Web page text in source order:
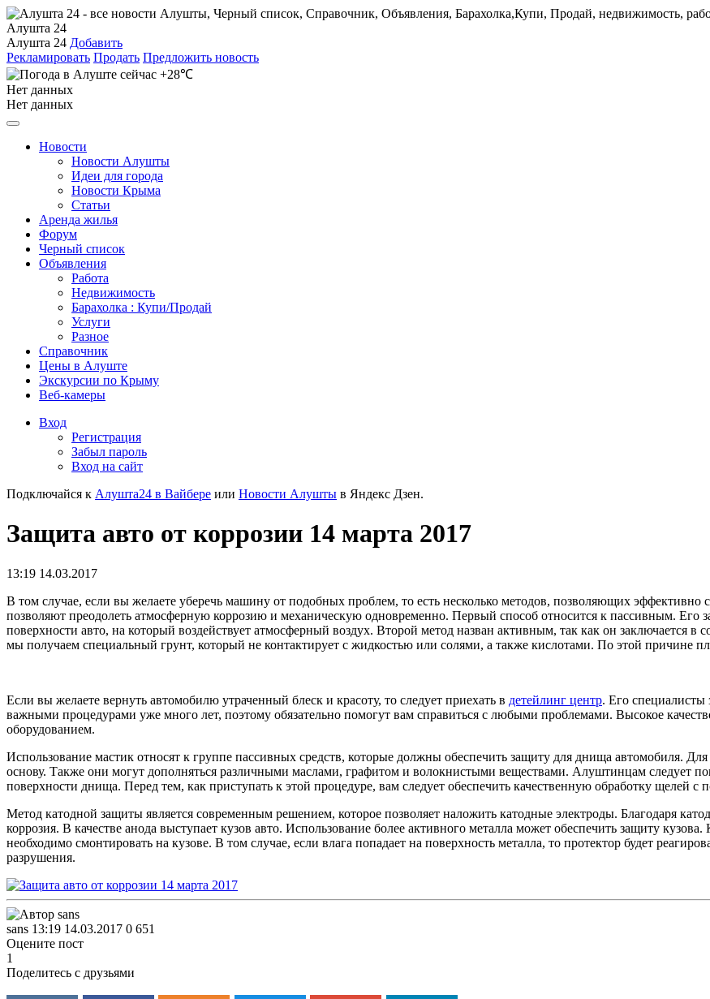
Алушта 24
Алушта 24 Добавить
Рекламировать Продать Предложить новость
+28℃
Нет данных
Нет данных
Новости
Новости Алушты
Идеи для города
Новости Крыма
Статьи
Аренда жилья
Форум
Черный список
Объявления
Работа
Недвижимость
Барахолка : Купи/Продай
Услуги
Разное
Справочник
Цены в Алуште
Экскурсии по Крыму
Веб-камеры
Вход
Регистрация
Забыл пароль
Вход на сайт
Подключайся к Алушта24 в Вайбере или Новости Алушты в Яндекс Дзен.
Защита авто от коррозии 14 марта 2017
13:19 14.03.2017
В том случае, если вы желаете уберечь машину от подобных проблем, то есть несколько методов, позволяющих эффективно
позволяют преодолеть атмосферную коррозию и механическую одновременно. Первый способ относится к пассивным. Его
поверхности авто, на который воздействует атмосферный воздух. Второй метод назван активным, так как он заключается
мы получаем специальный грунт, который не контактирует с жидкостью или солями, а также кислотами. По этой причине
Если вы желаете вернуть автомобилю утраченный блеск и красоту, то следует приехать в детейлинг центр. Его специалисты
важными процедурами уже много лет, поэтому обязательно помогут вам справиться с любыми проблемами. Высокое
оборудованием.
Использование мастик относят к группе пассивных средств, которые должны обеспечить защиту для днища автомобиля.
основу. Также они могут дополняться различными маслами, графитом и волокнистыми веществами. Алуштинцам следует
поверхности днища. Перед тем, как приступать к этой процедуре, вам следует обеспечить качественную обработку щелей с
Метод катодной защиты является современным решением, которое позволяет наложить катодные электроды. Благодаря
коррозия. В качестве анода выступает кузов авто. Использование более активного металла может обеспечить защиту
необходимо смонтировать на кузове. В том случае, если влага попадает на поверхность металла, то протектор будет
разрушения.
sans 13:19 14.03.2017 0 651
Оцените пост
1
Поделитесь с друзьями